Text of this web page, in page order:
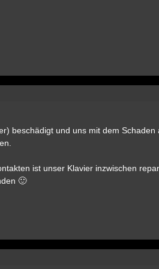
beschädigt und uns mit dem Schaden
ist unser Klavier inzwischen
🙂